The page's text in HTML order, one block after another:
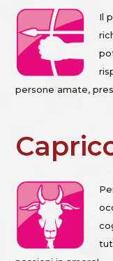
Il
persone amate,